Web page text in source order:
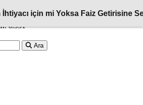
6.351
Ara
İhtiyacı için mi Yoksa Faiz Getirisine